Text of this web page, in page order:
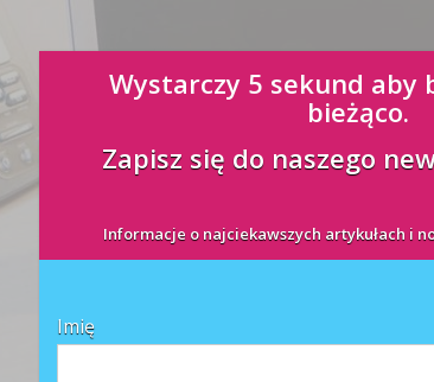
Wystarczy 5 sekund aby
bieżąco.
Zapisz się do naszego
Informacje o najciekawszych artykułach i
Imię